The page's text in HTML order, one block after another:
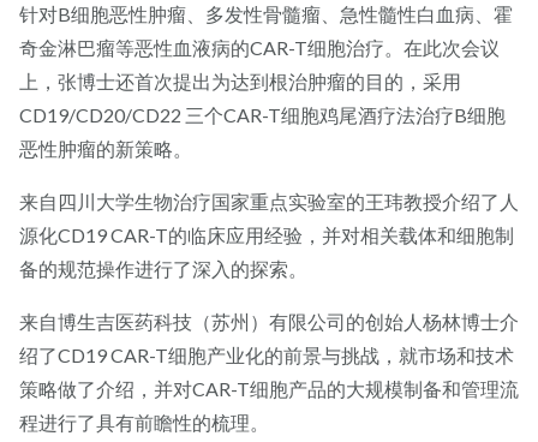
针对B细胞恶性肿瘤、多发性骨髓瘤、急性髓性白血病、霍
奇金淋巴瘤等恶性血液病的CAR-T细胞治疗。在此次会议
上，张博士还首次提出为达到根治肿瘤的目的，采用
CD19/CD20/CD22 三个CAR-T细胞鸡尾酒疗法治疗B细胞
恶性肿瘤的新策略。
来自四川大学生物治疗国家重点实验室的王玮教授介绍了人
源化CD19 CAR-T的临床应用经验，并对相关载体和细胞制
备的规范操作进行了深入的探索。
来自博生吉医药科技（苏州）有限公司的创始人杨林博士介
绍了CD19 CAR-T细胞产业化的前景与挑战，就市场和技术
策略做了介绍，并对CAR-T细胞产品的大规模制备和管理流
程进行了具有前瞻性的梳理。